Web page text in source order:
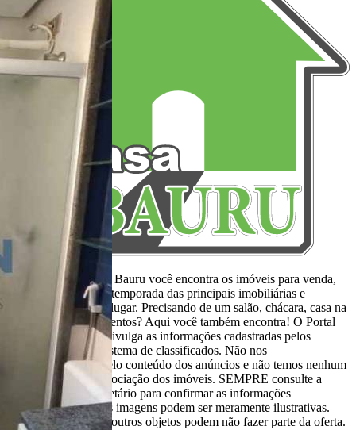
Aqui, no Portal Casa Bauru você encontra os imóveis para venda,
locação e aluguel de temporada das principais imobiliárias e
corretores em um só lugar. Precisando de um salão, chácara, casa na
praia ou sítio para eventos? Aqui você também encontra! O Portal
Casa Bauru apenas divulga as informações cadastradas pelos
usuários como um sistema de classificados. Não nos
responsabilizamos pelo conteúdo dos anúncios e não temos nenhum
envolvimento na negociação dos imóveis. SEMPRE consulte a
imobiliária ou proprietário para confirmar as informações
anunciadas. Algumas imagens podem ser meramente ilustrativas.
Itens de decoração e outros objetos podem não fazer parte da oferta.